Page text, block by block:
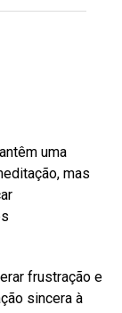
uma
mas
frustração e
sincera à